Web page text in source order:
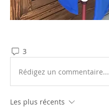
3
Rédigez un commentaire...
Les plus récents